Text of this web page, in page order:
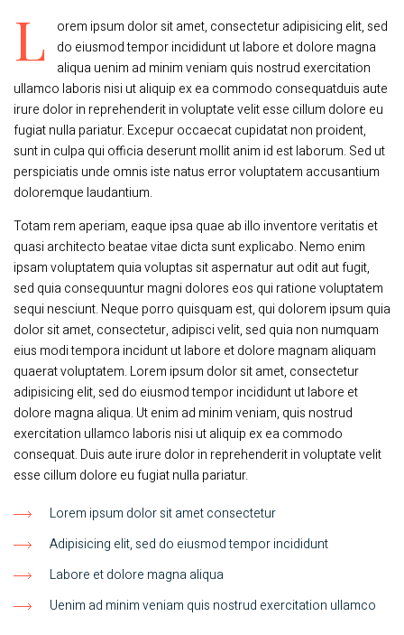
L
orem ipsum dolor sit amet, consectetur adipisicing elit, sed
do eiusmod tempor incididunt ut labore et dolore magna
aliqua uenim ad minim veniam quis nostrud exercitation
ullamco laboris nisi ut aliquip ex ea commodo consequatduis aute
irure dolor in reprehenderit in voluptate velit esse cillum dolore eu
fugiat nulla pariatur. Excepur occaecat cupidatat non proident,
sunt in culpa qui officia deserunt mollit anim id est laborum. Sed ut
perspiciatis unde omnis iste natus error voluptatem accusantium
doloremque laudantium.
Totam rem aperiam, eaque ipsa quae ab illo inventore veritatis et
quasi architecto beatae vitae dicta sunt explicabo. Nemo enim
ipsam voluptatem quia voluptas sit aspernatur aut odit aut fugit,
sed quia consequuntur magni dolores eos qui ratione voluptatem
sequi nesciunt. Neque porro quisquam est, qui dolorem ipsum quia
dolor sit amet, consectetur, adipisci velit, sed quia non numquam
eius modi tempora incidunt ut labore et dolore magnam aliquam
quaerat voluptatem. Lorem ipsum dolor sit amet, consectetur
adipisicing elit, sed do eiusmod tempor incididunt ut labore et
dolore magna aliqua. Ut enim ad minim veniam, quis nostrud
exercitation ullamco laboris nisi ut aliquip ex ea commodo
consequat. Duis aute irure dolor in reprehenderit in voluptate velit
esse cillum dolore eu fugiat nulla pariatur.
Lorem ipsum dolor sit amet consectetur
Adipisicing elit, sed do eiusmod tempor incididunt
Labore et dolore magna aliqua
Uenim ad minim veniam quis nostrud exercitation ullamco